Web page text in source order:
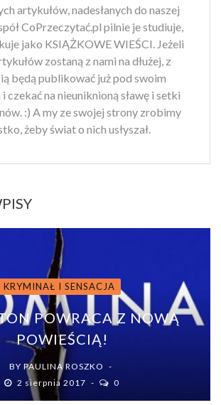
artykułów, nadesłanych do naszej
CoPrzeczytać.pl pilnie je studiuje,
jako KSIĄŻKOWE WIEŚCI. Jeżeli
zostaną z nami na dłużej, z
będą publikować już pod swoim
czekać na nieuniknioną sławę i setki
:) A my ze swojej strony zrobimy
żeby świat o nich usłyszał.
KRYMINAŁ I SENSACJA
POWRACA Z NOWĄ
POWIEŚCIĄ!
BY PAULINA ROSZKO
2 sierpnia 2017
0